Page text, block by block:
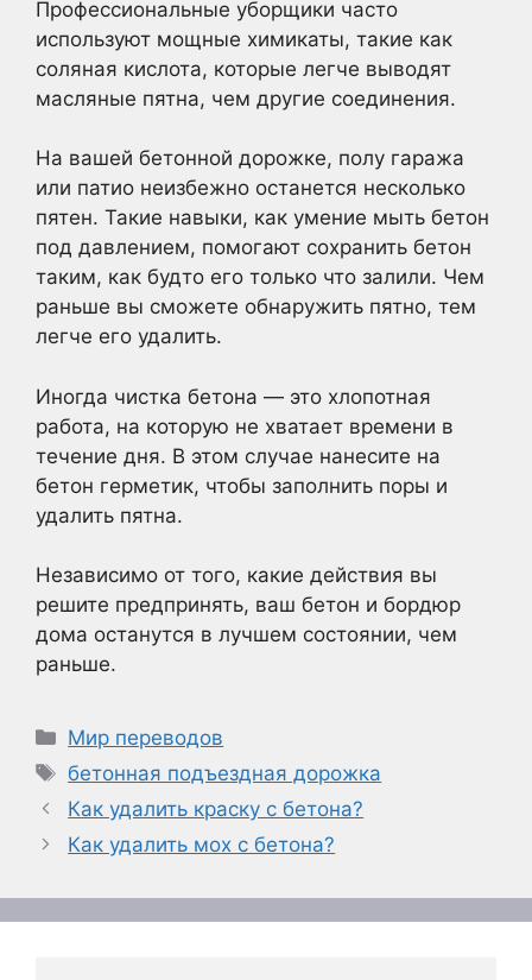
Профессиональные уборщики часто
используют мощные химикаты, такие как
соляная кислота, которые легче выводят
масляные пятна, чем другие соединения.
На вашей бетонной дорожке, полу гаража
или патио неизбежно останется несколько
пятен. Такие навыки, как умение мыть бетон
под давлением, помогают сохранить бетон
таким, как будто его только что залили. Чем
раньше вы сможете обнаружить пятно, тем
легче его удалить.
Иногда чистка бетона — это хлопотная
работа, на которую не хватает времени в
течение дня. В этом случае нанесите на
бетон герметик, чтобы заполнить поры и
удалить пятна.
Независимо от того, какие действия вы
решите предпринять, ваш бетон и бордюр
дома останутся в лучшем состоянии, чем
раньше.
Рубрики
Мир переводов
Метки
бетонная подъездная дорожка
Как удалить краску с бетона?
Как удалить мох с бетона?